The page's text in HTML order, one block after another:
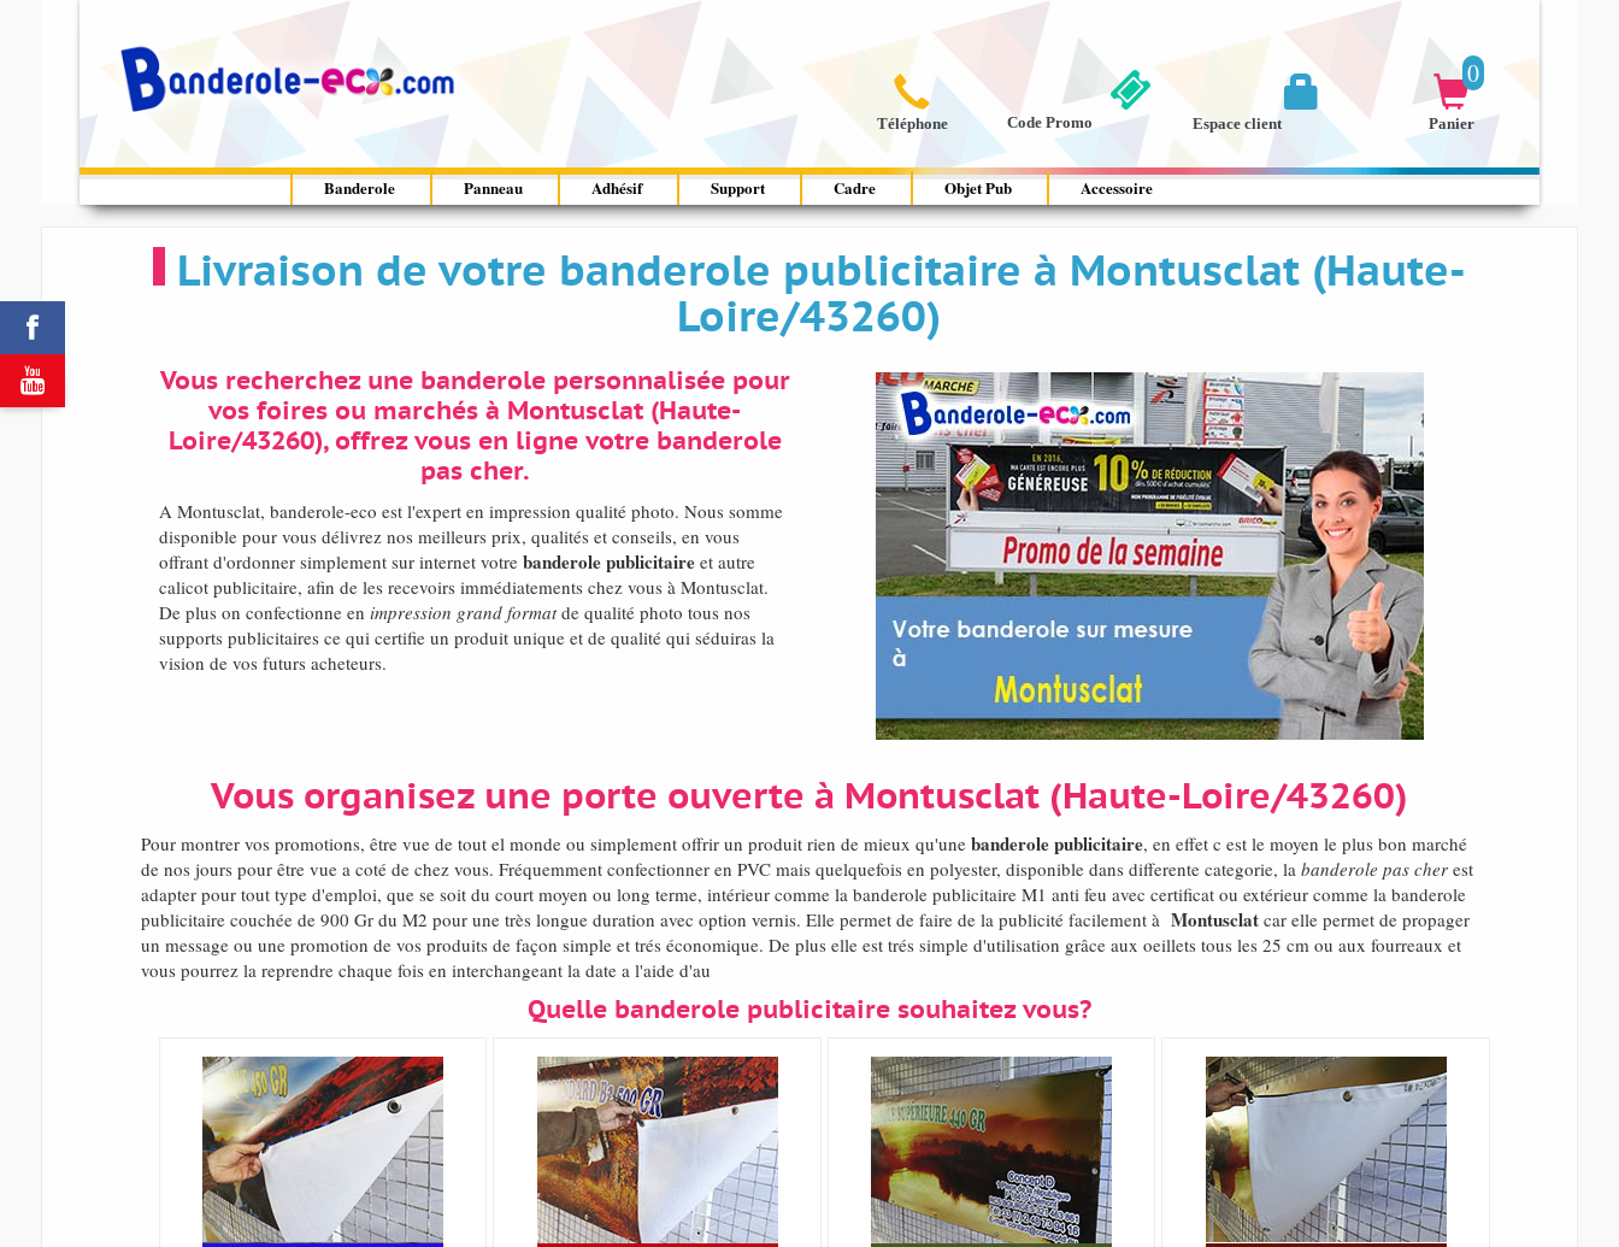



Téléphone
0

Panier

Espace client
Code Promo
Banderole Panneau Adhésif Support Cadre Objet Pub Accessoire
Livraison de votre banderole publicitaire à Montusclat (Haute-
Loire/43260)
Vous recherchez une banderole personnalisée pour
vos foires ou marchés à Montusclat (Haute-
Loire/43260), offrez vous en ligne votre banderole
pas cher.
A Montusclat, banderole-eco est l'expert en impression qualité photo. Nous somme
disponible pour vous délivrez nos meilleurs prix, qualités et conseils, en vous
offrant d'ordonner simplement sur internet votre banderole publicitaireet autre
calicot publicitaire, afin de les recevoirs immédiatements chez vous à Montusclat.
De plus on confectionne en impression grand formatde qualité photo tous nos
supports publicitaires ce qui certifie un produit unique et de qualité qui séduiras la
vision de vos futurs acheteurs.
Vous organisez une porte ouverte à Montusclat (Haute-Loire/43260)
Pour montrer vos promotions, être vue de tout el monde ou simplement offrir un produit rien de mieux qu'une banderole publicitaire, en effet c est le moyen le plus bon marché
de nos jours pour être vue a coté de chez vous. Fréquemment confectionner en PVC mais quelquefois en polyester, disponible dans differente categorie, la banderole pas cherest
adapter pour tout type d'emploi, que se soit du court moyen ou long terme, intérieur comme la banderole publicitaire M1 anti feu avec certificat ou extérieur comme la banderole
publicitaire couchée de 900 Gr du M2 pour une très longue duration avec option vernis. Elle permet de faire de la publicité facilement à Montusclatcar elle permet de propager
un message ou une promotion de vos produits de façon simple et trés économique. De plus elle est trés simple d'utilisation grâce aux oeillets tous les 25 cm ou aux fourreaux et
vous pourrez la reprendre chaque fois en interchangeant la date a l'aide d'au
Quelle banderole publicitaire souhaitez vous?